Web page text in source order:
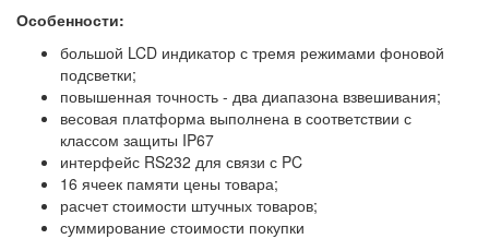
Особенности:
большой LCD индикатор с тремя режимами фоновой
подсветки;
повышенная точность - два диапазона взвешивания;
весовая платформа выполнена в соответствии с
классом защиты IP67
интерфейс RS232 для связи с PC
16 ячеек памяти цены товара;
расчет стоимости штучных товаров;
суммирование стоимости покупки